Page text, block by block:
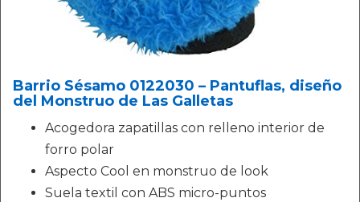
Barrio Sésamo 0122030 – Pantuflas, diseño
del Monstruo de Las Galletas
Acogedora zapatillas con relleno interior de
forro polar
Aspecto Cool en monstruo de look
Suela textil con ABS micro-puntos